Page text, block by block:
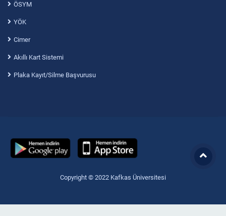
ÖSYM
YÖK
Cimer
Akıllı Kart Sistemi
Plaka Kayıt/Silme Başvurusu
Copyright © 2022 Kafkas Üniversitesi